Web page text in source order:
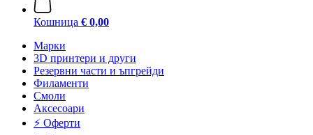
Кошница € 0,00
Mарки
3D принтери и други
Резервни части и ъпгрейди
Филаменти
Смоли
Аксесоари
⚡ Оферти